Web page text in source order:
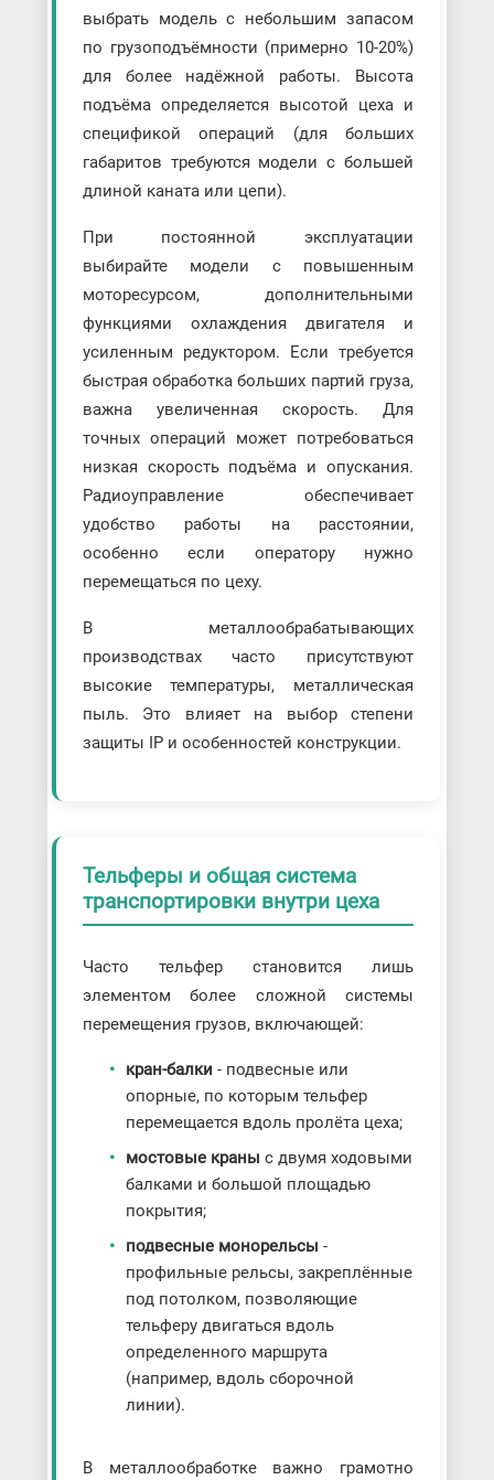
выбрать модель с небольшим запасом
по грузоподъёмности (примерно 10-20%)
для более надёжной работы. Высота
подъёма определяется высотой цеха и
спецификой операций (для больших
габаритов требуются модели с большей
длиной каната или цепи).
При постоянной эксплуатации
выбирайте модели с повышенным
моторесурсом, дополнительными
функциями охлаждения двигателя и
усиленным редуктором. Если требуется
быстрая обработка больших партий груза,
важна увеличенная скорость. Для
точных операций может потребоваться
низкая скорость подъёма и опускания.
Радиоуправление обеспечивает
удобство работы на расстоянии,
особенно если оператору нужно
перемещаться по цеху.
В металлообрабатывающих
производствах часто присутствуют
высокие температуры, металлическая
пыль. Это влияет на выбор степени
защиты IP и особенностей конструкции.
Тельферы и общая система
транспортировки внутри цеха
Часто тельфер становится лишь
элементом более сложной системы
перемещения грузов, включающей:
кран-балки- подвесные или
опорные, по которым тельфер
перемещается вдоль пролёта цеха;
мостовые краны с двумя ходовыми
балками и большой площадью
покрытия;
подвесные монорельсы -
профильные рельсы, закреплённые
под потолком, позволяющие
тельферу двигаться вдоль
определенного маршрута
(например, вдоль сборочной
линии).
В металлообработке важно грамотно